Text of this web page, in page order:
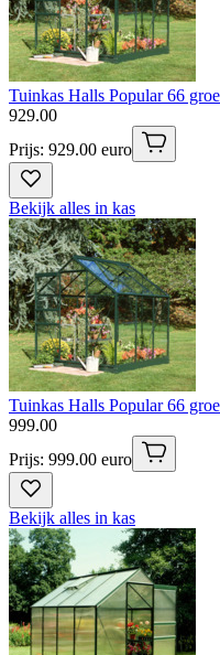
Tuinkas Halls Popular 66
929.00
Prijs: 929.00 euro
Bekijk alles in kas
Tuinkas Halls Popular 66
999.00
Prijs: 999.00 euro
Bekijk alles in kas